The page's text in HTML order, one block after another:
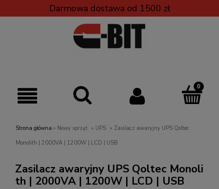
Darmowa dostawa od 1500 zł
Strona główna » Nowy sprzęt » UPS » Zasilacz awaryjny UPS Qoltec
Monolith | 2000VA | 1200W | LCD | USB
Zasilacz awaryjny UPS Qoltec Monoli
th | 2000VA | 1200W | LCD | USB